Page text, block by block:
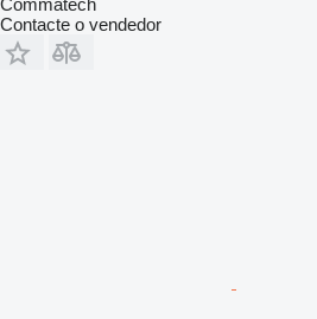
Commatech
Contacte o vendedor